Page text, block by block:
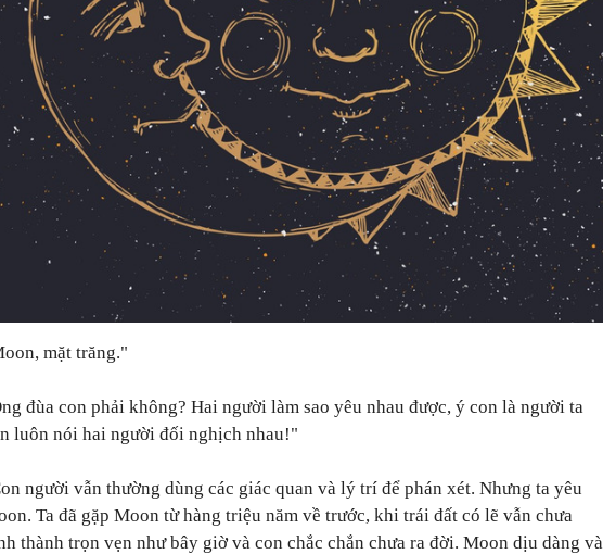
mặt trăng."
đùa con phải không? Hai người làm sao yêu nhau được, ý con là người ta
luôn nói hai người đối nghịch nhau!"
người vẫn thường dùng các giác quan và lý trí để phán xét. Nhưng ta yêu
Ta đã gặp Moon từ hàng triệu năm về trước, khi trái đất có lẽ vẫn chưa
thành trọn vẹn như bây giờ và con chắc chắn chưa ra đời. Moon dịu dàng và